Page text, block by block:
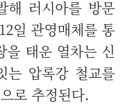
해 러시아를 방문
일 관영매체를 통
을 태운 열차는 신
는 압록강 철교를
로 추정된다.